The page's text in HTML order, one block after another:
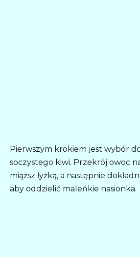
Pierwszym krokiem jest wybór
soczystego kiwi. Przekrój owoc
miąższ łyżką, a następnie
aby oddzielić maleńkie nasionka.